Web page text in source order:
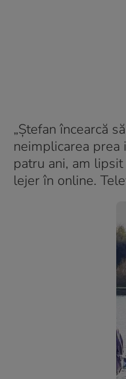
„Ștefan încearcă
neimplicarea prea
patru ani, am
lejer în online.